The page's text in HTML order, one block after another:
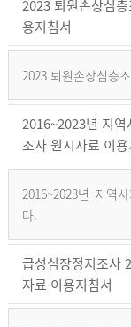
2023 퇴원손상심
용지침서
2023 퇴원손상심층
2016~2023년 지
조사 원시자료 이용
2016~2023년 지역
다.
급성심장정지조사
자료 이용지침서